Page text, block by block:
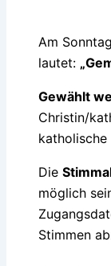
Am
lautet:
Gewählt
Christin/
Die
möglich
Stimmen